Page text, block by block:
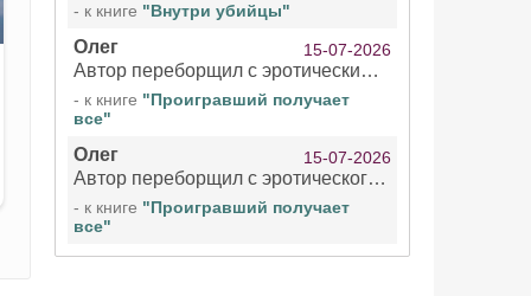
- к книге "Внутри убийцы"
Олег 15-07-2026
Автор переборщил с эротическими сценами. Похоже, с этим у него проблемы.
- к книге "Проигравший получает
все"
Олег 15-07-2026
Автор переборщил с эротического сценами. Похоже, с этим у него проблемы.
- к книге "Проигравший получает
все"